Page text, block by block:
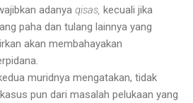
adanya qisas, kecuali jika
paha dan tulang lainnya yang
akan membahayakan
muridnya mengatakan, tidak
pun dari masalah pelukaan yang